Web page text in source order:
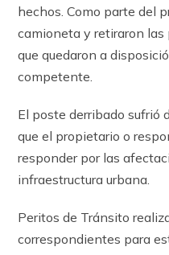
hechos. Como parte del
camioneta y retiraron las
que quedaron a
competente.
El poste derribado sufrió
que el propietario o
responder por las
infraestructura urbana.
Peritos de Tránsito
correspondientes para